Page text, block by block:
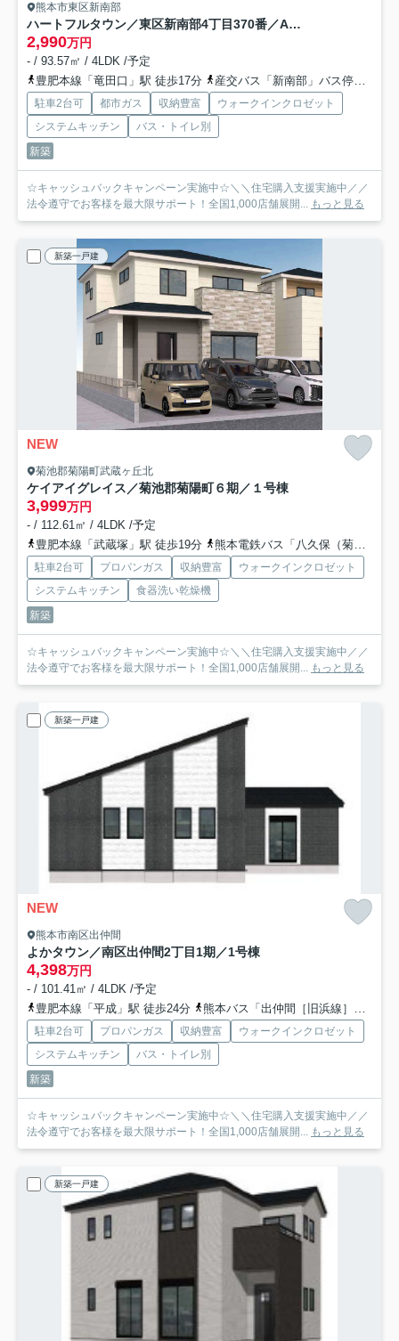
熊本市東区新南部
ハートフルタウン／東区新南部4丁目370番／A号棟
2,990万円
- / 93.57㎡ / 4LDK /予定
豊肥本線「竜田口」駅 徒歩17分
産交バス「新南部」バス停下車 徒歩1分
駐車2台可 都市ガス 収納豊富
ウォークインクロゼット
システムキッチン
バス・トイレ別
新築
☆キャッシュバックキャンペーン実施中☆＼＼住宅購入支援実施中／／
法令遵守でお客様を最大限サポート！全国1,000店舗展開... もっと見る
新築一戸建
NEW
菊池郡菊陽町武蔵ヶ丘北
ケイアイグレイス／菊池郡菊陽町６期／１号棟
3,999万円
- / 112.61㎡ / 4LDK /予定
豊肥本線「武蔵塚」駅 徒歩19分
熊本電鉄バス「八久保（菊陽町）」バス停下車 徒歩2分
駐車2台可 プロパンガス 収納豊富
ウォークインクロゼット
システムキッチン
食器洗い乾燥機
新築
☆キャッシュバックキャンペーン実施中☆＼＼住宅購入支援実施中／／
法令遵守でお客様を最大限サポート！全国1,000店舗展開... もっと見る
新築一戸建
NEW
熊本市南区出仲間
よかタウン／南区出仲間2丁目1期／1号棟
4,398万円
- / 101.41㎡ / 4LDK /予定
豊肥本線「平成」駅 徒歩24分
熊本バス「出仲間［旧浜線］」バス停下車 徒歩1分
駐車2台可 プロパンガス 収納豊富
ウォークインクロゼット
システムキッチン
バス・トイレ別
新築
☆キャッシュバックキャンペーン実施中☆＼＼住宅購入支援実施中／／
法令遵守でお客様を最大限サポート！全国1,000店舗展開... もっと見る
新築一戸建